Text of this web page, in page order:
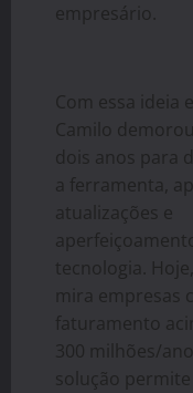
empresário.
Com essa ideia
Camilo
dois anos para
a ferramenta,
atualizações e
tecnologia.
mira empresas
faturamento
300 milhões/
solução